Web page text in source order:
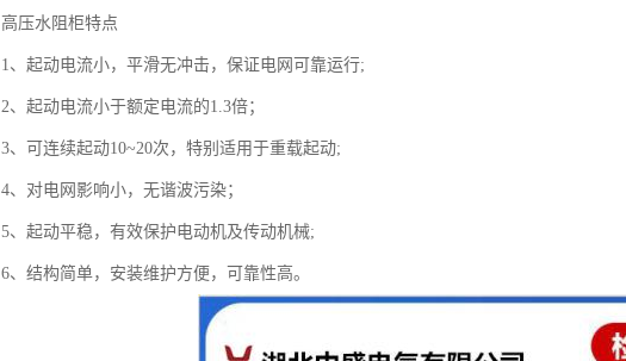
高压水阻柜特点
1、起动电流小，平滑无冲击，保证电网可靠运行;
2、起动电流小于额定电流的1.3倍；
3、可连续起动10~20次，特别适用于重载起动;
4、对电网影响小，无谐波污染；
5、起动平稳，有效保护电动机及传动机械;
6、结构简单，安装维护方便，可靠性高。